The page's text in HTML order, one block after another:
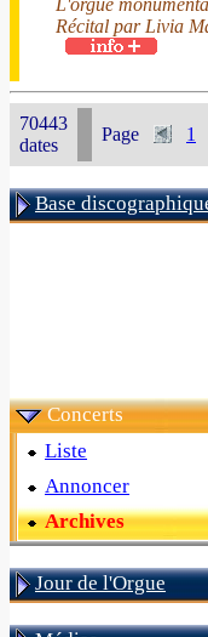
L'orgue
Récital par Livia
70443
dates
Page 1
Base
Concerts
Liste
Annoncer
Archives
Jour de l'Orgue